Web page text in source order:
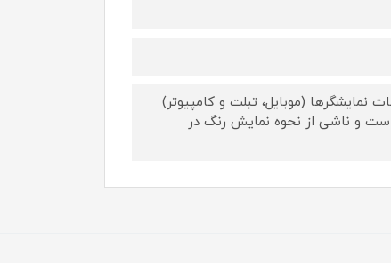
(موبایل، تبلت و کامپیوتر)
و ناشی از نحوه نمایش رنگ در